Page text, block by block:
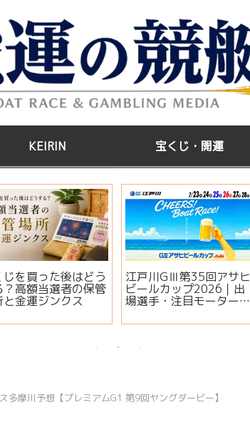
KEIRIN 宝くじ・開運
じを買った後はどう
？高額当選者の保管
と金運ジンクス
江戸川GⅢ第35回アサヒ
ビールカップ2026｜出
場選手・注目モーター・
多摩川予想【プレミアムG1 第9回ヤングダービー】